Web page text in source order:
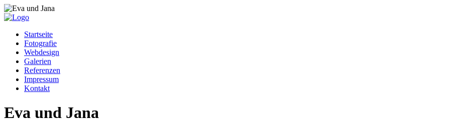
Startseite
Fotografie
Webdesign
Galerien
Referenzen
Impressum
Kontakt
Eva und Jana